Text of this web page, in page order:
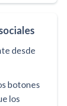
desde
botones
los